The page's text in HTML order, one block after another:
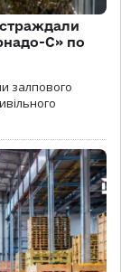
С» по
залпового